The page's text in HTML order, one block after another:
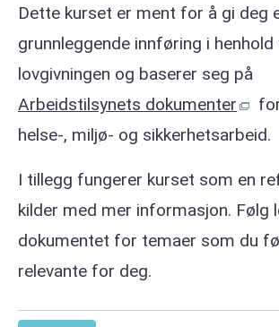
Dette kurset er ment for å gi deg
grunnleggende innføring i henhold
lovgivningen og baserer seg på
Arbeidstilsynets dokumenter
helse-, miljø- og sikkerhetsarbeid.
I tillegg fungerer kurset som en
kilder med mer informasjon. Følg
dokumentet for temaer som du
relevante for deg.